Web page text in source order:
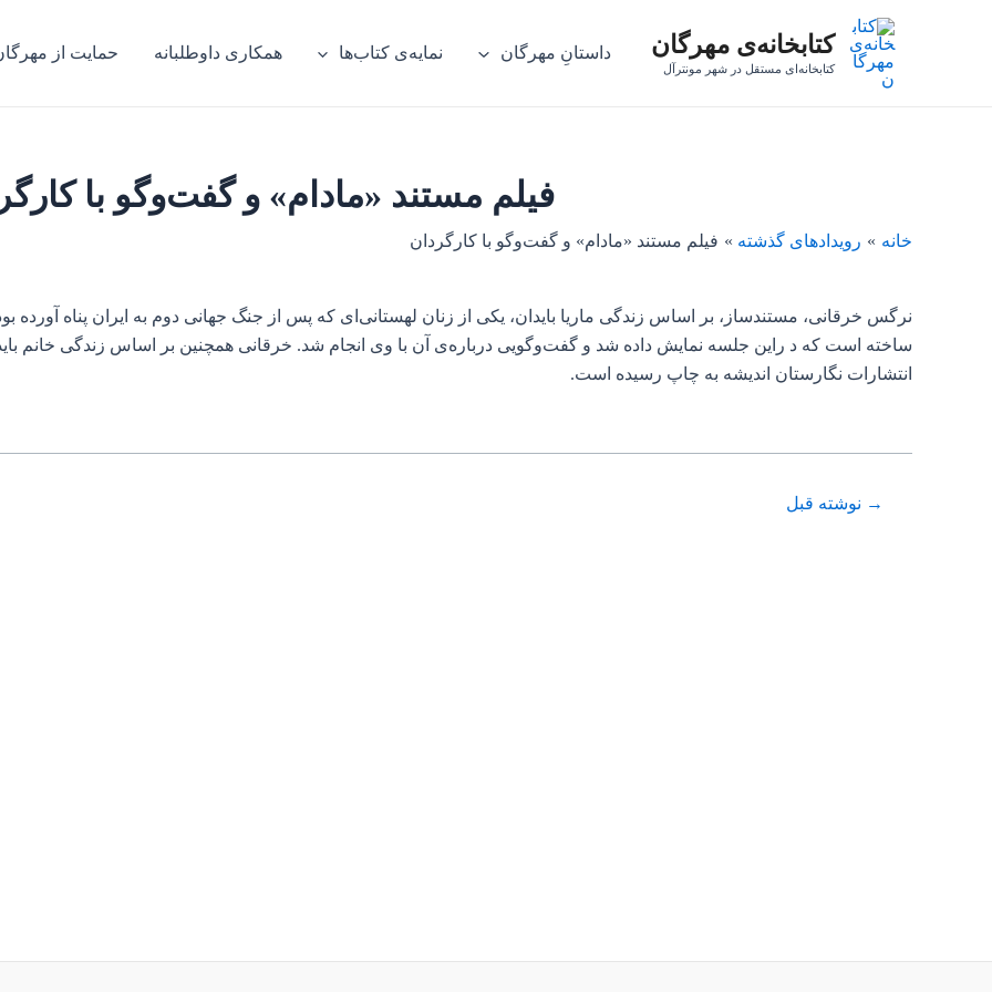
کتابخانه‌ی مهرگان
کتابخانه‌ای مستقل در شهر مونترآل
داستانِ مهرگان نمایه‌ی کتاب‌ها همکاری داوطلبانه حمایت از
فیلم مستند «مادام» و گفت‌وگو با
خانه رویدادهای گذشته فیلم مستند «مادام» و گفت‌وگو با کارگردان
نرگس خرقانی، مستندساز، بر اساس زندگی ماریا بایدان، یکی از زنان لهستانی‌ای که پس از جنگ جهانی دوم به ایران پناه آورده
ساخته است که د راین جلسه نمایش داده شد و گفت‌وگویی درباره‌ی آن با وی انجام شد. خرقانی همچنین بر اساس زندگی خانم
انتشارات نگارستان اندیشه به چاپ رسیده است.
نوشته
→ نوشته قبل